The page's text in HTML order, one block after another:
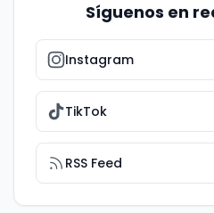
Síguenos en
Instagram
TikTok
RSS Feed